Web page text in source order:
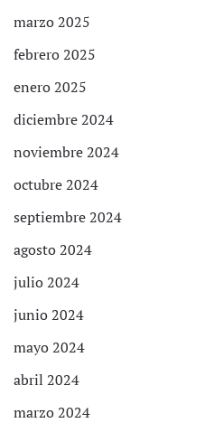
marzo 2025
febrero 2025
enero 2025
diciembre 2024
noviembre 2024
octubre 2024
septiembre 2024
agosto 2024
julio 2024
junio 2024
mayo 2024
abril 2024
marzo 2024